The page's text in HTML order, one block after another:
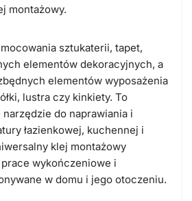
montażowy.
sztukaterii, tapet,
elementów dekoracyjnych, a
elementów wyposażenia
lustra czy kinkiety. To
narzędzie do naprawiania i
łazienkowej, kuchennej i
klej montażowy
wykończeniowe i
w domu i jego otoczeniu.